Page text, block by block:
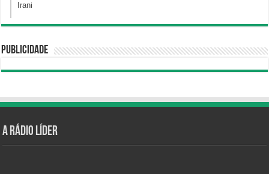
Irani
Publicidade
A Rádio Líder